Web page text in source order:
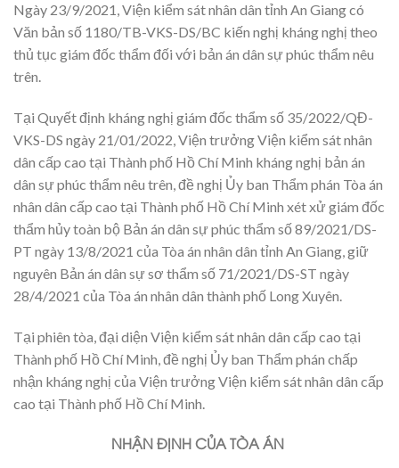
Ngày 23/9/2021, Viện kiểm sát nhân dân tỉnh An Giang có
Văn bản số 1180/TB-VKS-DS/BC kiến nghị kháng nghị theo
thủ tục giám đốc thẩm đối với bản án dân sự phúc thẩm nêu
trên.
Tại Quyết định kháng nghị giám đốc thẩm số 35/2022/QĐ-
VKS-DS ngày 21/01/2022, Viện trưởng Viện kiểm sát nhân
dân cấp cao tại Thành phố Hồ Chí Minh kháng nghị bản án
dân sự phúc thẩm nêu trên, đề nghị Ủy ban Thẩm phán Tòa án
nhân dân cấp cao tại Thành phố Hồ Chí Minh xét xử giám đốc
thẩm hủy toàn bộ Bản án dân sự phúc thẩm số 89/2021/DS-
PT ngày 13/8/2021 của Tòa án nhân dân tỉnh An Giang, giữ
nguyên Bản án dân sự sơ thẩm số 71/2021/DS-ST ngày
28/4/2021 của Tòa án nhân dân thành phố Long Xuyên.
Tại phiên tòa, đại diện Viện kiểm sát nhân dân cấp cao tại
Thành phố Hồ Chí Minh, đề nghị Ủy ban Thẩm phán chấp
nhận kháng nghị của Viện trưởng Viện kiểm sát nhân dân cấp
cao tại Thành phố Hồ Chí Minh.
NHẬN ĐỊNH CỦA TÒA ÁN